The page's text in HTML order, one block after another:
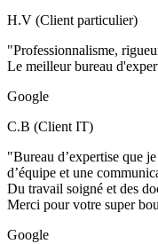
H.V (Client particulier)
"Professionnalisme,
Le meilleur bureau
Google
C.B (Client IT)
"Bureau d’expertise que
d’équipe et une
Du travail soigné et des
Merci pour votre super
Google